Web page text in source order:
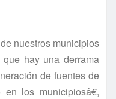
nuestros municipios
hay una derrama
de fuentes de
los municipiosâ€,